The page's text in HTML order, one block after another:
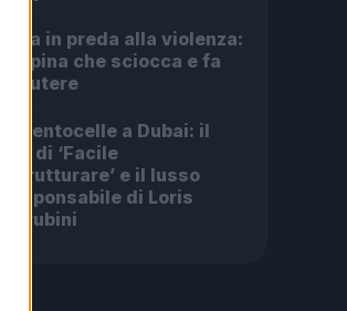
Roma in preda alla violenza:
la rapina che sciocca e fa
discutere
Da Centocelle a Dubai: il
crac di ‘Facile
Ristrutturare’ e il lusso
irresponsabile di Loris
Cherubini